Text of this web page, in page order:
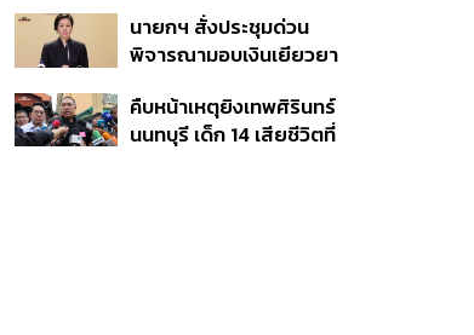
รัฐบาลต้อนรับ ‘มิน อ่อง
หล่าย’
นายกฯ สั่งประชุมด่วน
พิจารณามอบเงินเยียวยา
ลบ. ทุพพลภาพ 7 แสนบาท
บาดเจ็บสาหัส 2 แสนบาท
คืบหน้าเหตุยิงเทพศิรินทร์
นนทบุรี เด็ก 14 เสียชีวิตที่